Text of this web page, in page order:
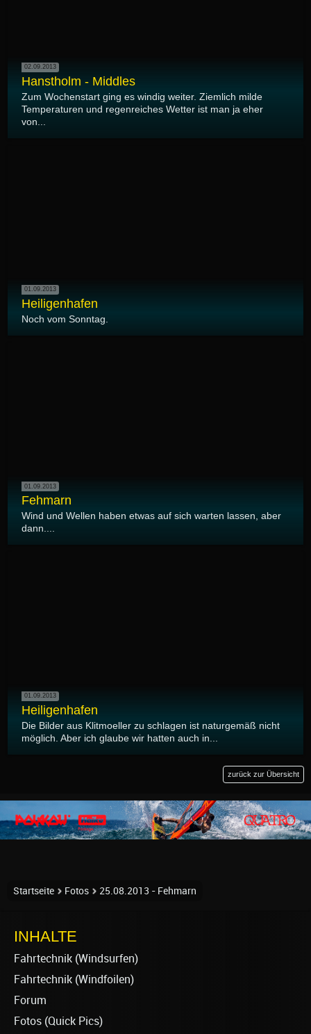
02.09.2013
Hanstholm - Middles
Zum Wochenstart ging es windig weiter. Ziemlich milde
Temperaturen und regenreiches Wetter ist man ja eher
von...
01.09.2013
Heiligenhafen
Noch vom Sonntag.
01.09.2013
Fehmarn
Wind und Wellen haben etwas auf sich warten lassen, aber
dann....
01.09.2013
Heiligenhafen
Die Bilder aus Klitmoeller zu schlagen ist naturgemäß nicht
möglich. Aber ich glaube wir hatten auch in...
zurück zur Übersicht
Startseite Fotos 25.08.2013 - Fehmarn
INHALTE
Fahrtechnik (Windsurfen)
Fahrtechnik (Windfoilen)
Forum
Fotos (Quick Pics)